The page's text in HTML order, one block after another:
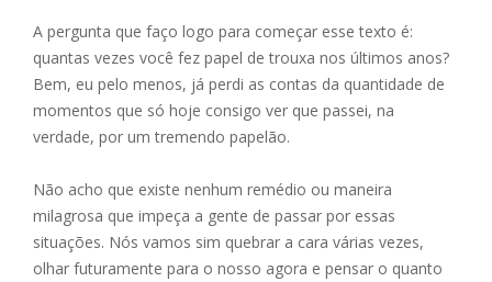
ac
e
b
o
o
k
ss
e
n
g
er
m
ai
l
at
s
A
p
p
ar
e
A pergunta que faço logo para começar esse texto é:
quantas vezes você fez papel de trouxa nos últimos anos?
Bem, eu pelo menos, já perdi as contas da quantidade de
momentos que só hoje consigo ver que passei, na
verdade, por um tremendo papelão.
Não acho que existe nenhum remédio ou maneira
milagrosa que impeça a gente de passar por essas
situações. Nós vamos sim quebrar a cara várias vezes,
olhar futuramente para o nosso agora e pensar o quanto